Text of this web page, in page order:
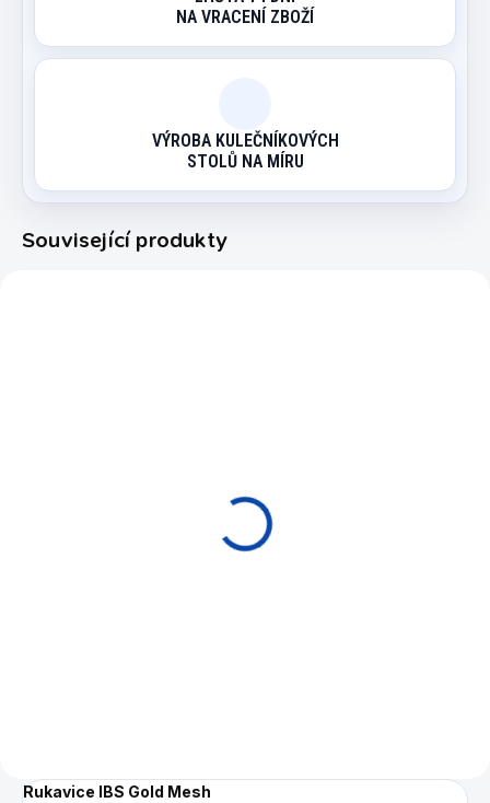
NA VRACENÍ ZBOŽÍ
VÝROBA KULEČNÍKOVÝCH
STOLŮ NA MÍRU
Související produkty
Rukavice IBS Gold Mesh